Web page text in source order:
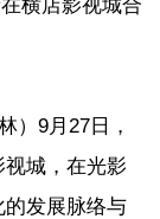
横店影视城合
）9月27日，
城，在光影
发展脉络与